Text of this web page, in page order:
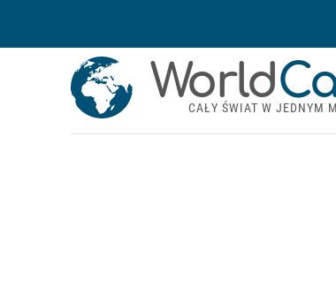
World
CAŁY ŚWIAT W JEDNYM